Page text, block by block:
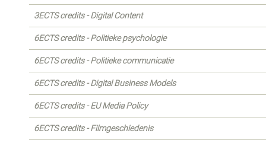
3ECTS credits - Digital Content
6ECTS credits - Politieke psychologie
6ECTS credits - Politieke communicatie
6ECTS credits - Digital Business Models
6ECTS credits - EU Media Policy
6ECTS credits - Filmgeschiedenis